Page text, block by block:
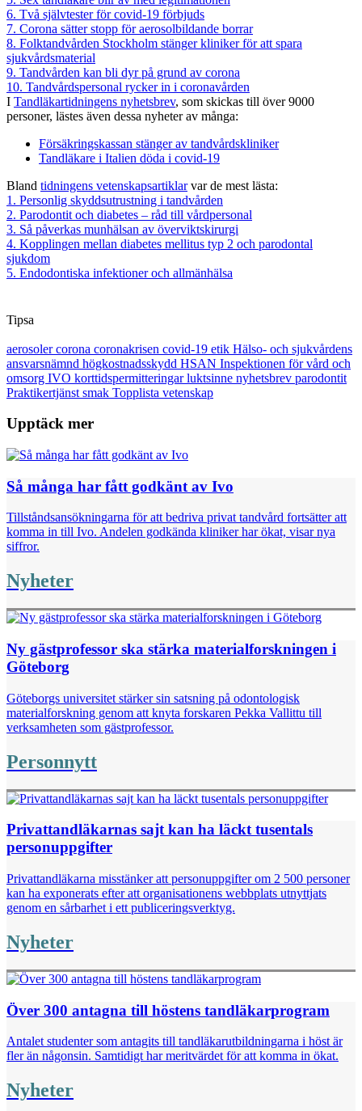
6. Två självtester för covid-19 förbjuds
7. Corona sätter stopp för aerosolbildande borrar
8. Folktandvården Stockholm stänger kliniker för att spara
sjukvårdsmaterial
9. Tandvården kan bli dyr på grund av corona
10. Tandvårdspersonal rycker in i coronavården
I Tandläkartidningens nyhetsbrev, som skickas till över 9000
personer, lästes även dessa nyheter av många:
Försäkringskassan stänger av tandvårdskliniker
Tandläkare i Italien döda i covid-19
Bland tidningens vetenskapsartiklarvar de mest lästa:
1. Personlig skyddsutrustning i tandvården
2. Parodontit och diabetes – råd till vårdpersonal
3. Så påverkas munhälsan av överviktskirurgi
4. Kopplingen mellan diabetes mellitus typ 2 och parodontal
sjukdom
5. Endodontiska infektioner och allmänhälsa
Tipsa
aerosolercorona coronakrisen covid-19 etik Hälso- och sjukvårdens
ansvarsnämnd högkostnadsskydd HSAN Inspektionen för vård och
omsorg IVO korttidspermitteringarluktsinne nyhetsbrev parodontit
Praktikertjänst smak Topplista vetenskap
Upptäck mer
Så många har fått godkänt av Ivo
Tillståndsansökningarna för att bedriva privat tandvård fortsätter att
komma in till Ivo. Andelen godkända kliniker har ökat, visar nya
siffror.
Nyheter
Ny gästprofessor ska stärka materialforskningen i
Göteborg
Göteborgs universitet stärker sin satsning på odontologisk
materialforskning genom att knyta forskaren Pekka Vallittu till
verksamheten som gästprofessor.
Personnytt
Privattandläkarnas sajt kan ha läckt tusentals
personuppgifter
Privattandläkarna misstänker att personuppgifter om 2 500 personer
kan ha exponerats efter att organisationens webbplats utnyttjats
genom en sårbarhet i ett publiceringsverktyg.
Nyheter
Över 300 antagna till höstens tandläkarprogram
Antalet studenter som antagits till tandläkarutbildningarna i höst är
fler än någonsin. Samtidigt har meritvärdet för att komma in ökat.
Nyheter